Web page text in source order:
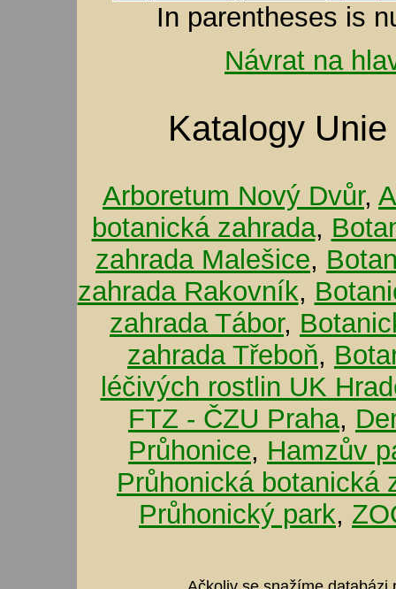
In parentheses is
Návrat na
Katalogy
Arboretum Nový Dvůr,
botanická zahrada,
zahrada Malešice,
zahrada Rakovník,
zahrada Tábor,
zahrada Třeboň,
léčivých rostlin UK
FTZ - ČZU Praha,
Průhonice, Hamzův
Průhonická botanická
Průhonický park,